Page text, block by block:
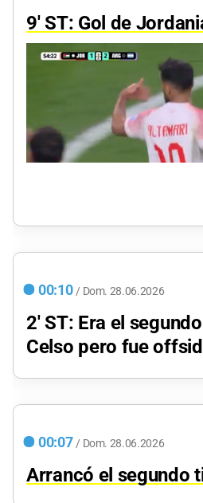
9' ST: Gol de
00:10 / Dom. 28.06.2026
2' ST: Era el
Celso pero fue
00:07 / Dom. 28.06.2026
Arrancó el segundo